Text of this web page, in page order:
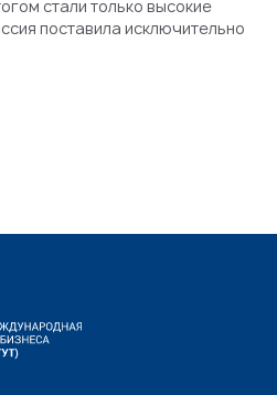
стали только высокие
поставила исключительно